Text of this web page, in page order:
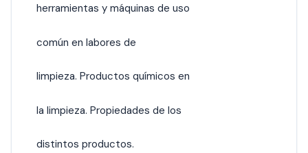
herramientas y máquinas de uso
común en labores de
limpieza. Productos químicos en
la limpieza. Propiedades de los
distintos productos.